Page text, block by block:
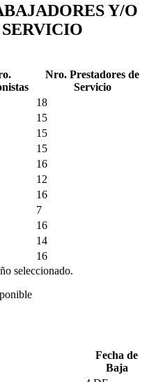
Y/O
Nro. Prestadores de
Servicio
18
15
15
15
16
12
16
7
16
14
16
seleccionado.
Fecha de
Baja